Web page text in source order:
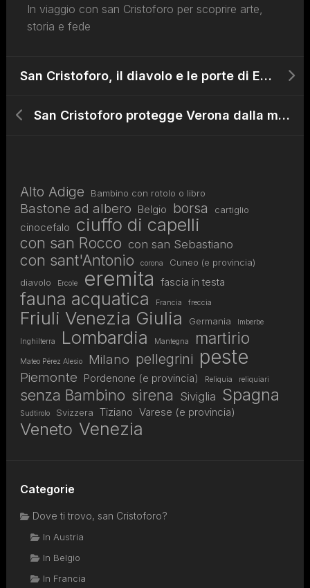
In viaggio con san Cristoforo per scoprire arte,
storia e fede
San Cristoforo, il diavolo e le porte di Erice (TP)
San Cristoforo protegge Verona dalla mala morte e dalla peste
Alto Adige Bambino con rotolo o libro
Bastone ad albero Belgio borsa cartiglio
cinocefalo ciuffo di capelli
con san Rocco con san Sebastiano
con sant'Antonio corona
Cuneo (e provincia)
diavolo
Ercole eremita fascia in testa
fauna acquatica Francia freccia
Friuli Venezia Giulia Germania Imberbe
Inghilterra Lombardia Mantegna martirio
Mateo Pérez Alesio Milano pellegrini peste
Piemonte Pordenone (e provincia) Reliquia reliquiari
senza Bambino sirena Siviglia Spagna
Sudtirolo Svizzera Tiziano Varese (e provincia)
Veneto Venezia
Categorie
Dove ti trovo, san Cristoforo?
In Austria
In Belgio
In Francia